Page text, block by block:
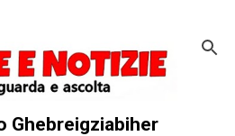
Ghebreigziabiher